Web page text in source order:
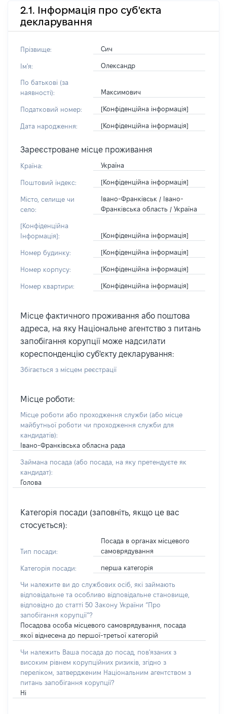
2.1. Інформація про суб'єкта
декларування
Прізвище: Сич
Ім'я: Олександр
По батькові (за
наявності):
Максимович
Податковий номер: [Конфіденційна інформація]
Дата народження: [Конфіденційна інформація]
Зареєстроване місце проживання
Країна: Україна
Поштовий індекс: [Конфіденційна інформація]
Місто, селище чи
село:
Івано-Франківськ / Івано-
Франківська область / Україна
[Конфіденційна
Інформація]:
[Конфіденційна інформація]
Номер будинку: [Конфіденційна інформація]
Номер корпусу: [Конфіденційна інформація]
Номер квартири: [Конфіденційна інформація]
Місце фактичного проживання або поштова
адреса, на яку Національне агентство з питань
запобігання корупції може надсилати
кореспонденцію суб'єкту декларування:
Збігається з місцем реєстрації
Місце роботи:
Місце роботи або проходження служби (або місце
майбутньої роботи чи проходження служби для
кандидатів):
Івано-Франківська обласна рада
Займана посада (або посада, на яку претендуєте як
кандидат):
Голова
Категорія посади (заповніть, якщо це вас
стосується):
Тип посади:
Посада в органах місцевого
самоврядування
Категорія посади: перша категорія
Чи належите ви до службових осіб, які займають
відповідальне та особливо відповідальне становище,
відповідно до статті 50 Закону України “Про
запобігання корупції”?
Посадова особа місцевого самоврядування, посада
якої віднесена до першої-третьої категорій
Чи належить Ваша посада до посад, пов'язаних з
високим рівнем корупційних ризиків, згідно з
переліком, затвердженим Національним агентством з
питань запобігання корупції?
Ні